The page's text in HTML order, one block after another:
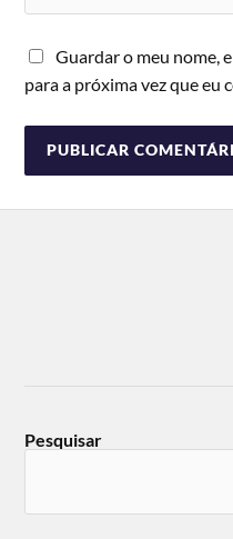
Guardar o meu nome,
para a próxima vez que eu
Pesquisar